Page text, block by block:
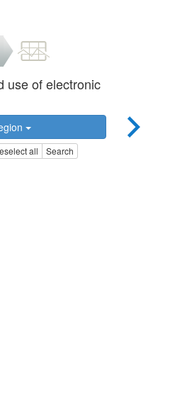
use of electronic
all Search